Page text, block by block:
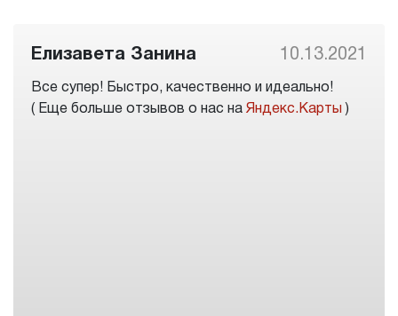
Елизавета Занина 10.13.2021
Все супер! Быстро, качественно и идеально!
( Еще больше отзывов о нас на Яндекс.Карты )